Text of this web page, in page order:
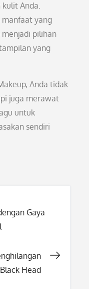
Anda.
yang
pilihan
yang
Anda tidak
juga merawat
untuk
sendiri
Gaya
Black Head